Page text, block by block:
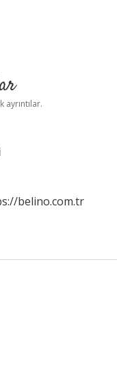
ayrıntılar.
belino.com.tr